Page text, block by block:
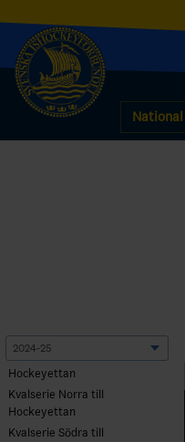
National
Hockeyettan
Kvalserie Norra till
Hockeyettan
Kvalserie Södra till